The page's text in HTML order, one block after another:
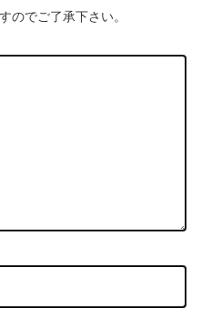
のでご了承下さい。